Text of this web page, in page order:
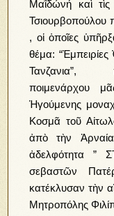
Μαΐδώνή καὶ
Τσιουρβοπούλου
, οἱ ὁποῖες
θέμα:
Τανζανια”,
ποιμενάρχου
Ἡγούμενης
Κοσμᾶ τοῦ
ἀπὸ τὴν Ἀρναία
ἀδελφότητα
σεβαστῶν
κατέκλυσαν τὴν
Μητροπόλης